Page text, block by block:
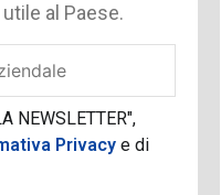
al Paese.
NEWSLETTER",
Privacy e di